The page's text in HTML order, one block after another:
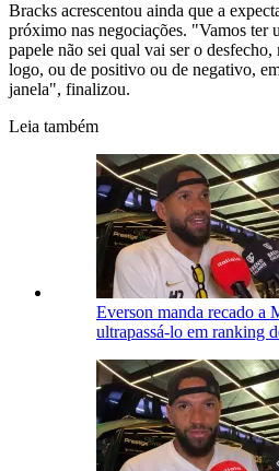
Bracks acrescentou ainda que a
próximo nas negociações. "Vamos ter
papele não sei qual vai ser o desfecho,
logo, ou de positivo ou de negativo,
janela", finalizou.
Leia também
Everson manda recado a
ultrapassá-lo em ranking